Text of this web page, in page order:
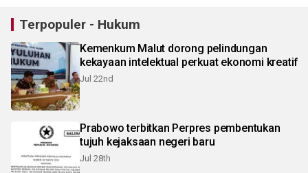
Terpopuler - Hukum
Kemenkum Malut dorong pelindungan
kekayaan intelektual perkuat ekonomi kreatif
Jul 22nd
Prabowo terbitkan Perpres pembentukan
tujuh kejaksaan negeri baru
Jul 28th